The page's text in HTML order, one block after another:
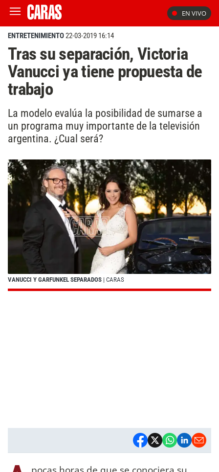
EN VIVO
ENTRETENIMIENTO22-03-2019 16:14
Tras su separación, Victoria
Vanucci ya tiene propuesta de
trabajo
La modelo evalúa la posibilidad de sumarse a
un programa muy importante de la televisión
argentina. ¿Cual será?
VANUCCI Y GARFUNKEL SEPARADOS | CARAS